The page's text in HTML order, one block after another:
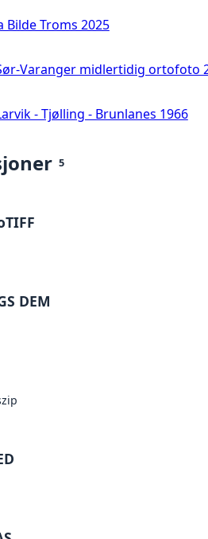
Bilde Troms 2025
Varanger midlertidig ortofoto
- Tjølling - Brunlanes 1966
5
DEM